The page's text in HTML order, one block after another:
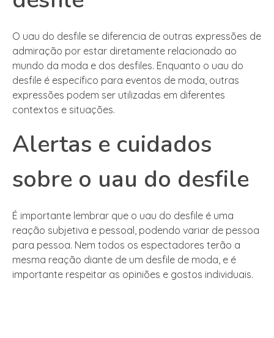
O uau do desfile se diferencia de outras expressões de
admiração por estar diretamente relacionado ao
mundo da moda e dos desfiles. Enquanto o uau do
desfile é específico para eventos de moda, outras
expressões podem ser utilizadas em diferentes
contextos e situações.
Alertas e cuidados
sobre o uau do desfile
É importante lembrar que o uau do desfile é uma
reação subjetiva e pessoal, podendo variar de pessoa
para pessoa. Nem todos os espectadores terão a
mesma reação diante de um desfile de moda, e é
importante respeitar as opiniões e gostos individuais.